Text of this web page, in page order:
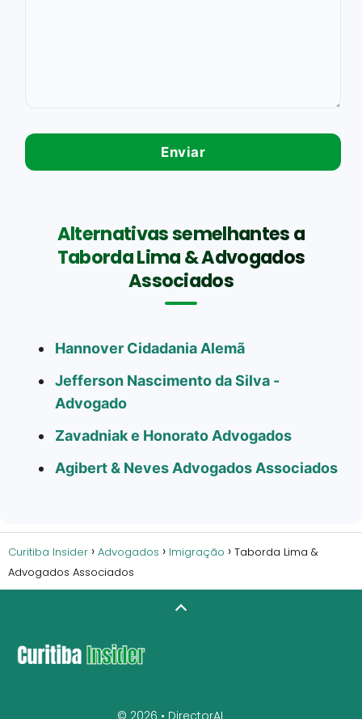
Alternativas semelhantes a
Taborda Lima & Advogados
Associados
Hannover Cidadania Alemã
Jefferson Nascimento da Silva -
Advogado
Zavadniak e Honorato Advogados
Agibert & Neves Advogados Associados
Curitiba Insider Advogados Imigração
Taborda Lima &
Advogados Associados
© 2026 • DirectorAI